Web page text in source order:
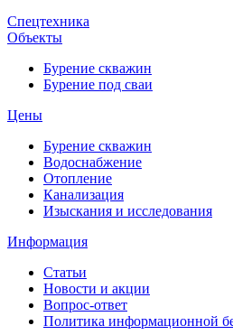
Спецтехника
Объекты
Бурение скважин
Бурение под сваи
Цены
Бурение скважин
Водоснабжение
Отопление
Канализация
Изыскания и исследования
Информация
Статьи
Новости и акции
Вопрос-ответ
Политика информационной